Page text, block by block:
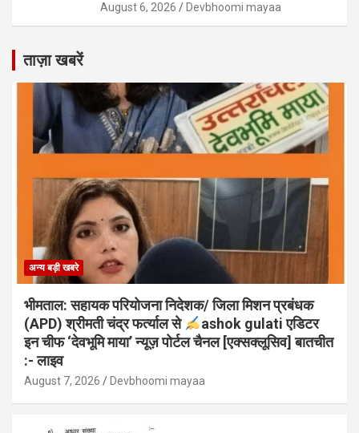
August 6, 2026 Devbhoomi mayaa
ताज़ा खबरें
अन्य बड़ी खबरे
भीमताल: सहायक परियोजना निदेशक/ जिला मिशन प्रबंधक
(APD) श्रीमती चंद्र फर्त्याल से
ashok gulati एडिटर
इन चीफ ‘देवभूमि माया’ न्यूज़ पोर्टल चैनल [एक्सक्लूसिव] बातचीत
:- लाइव
August 7, 2026 Devbhoomi mayaa